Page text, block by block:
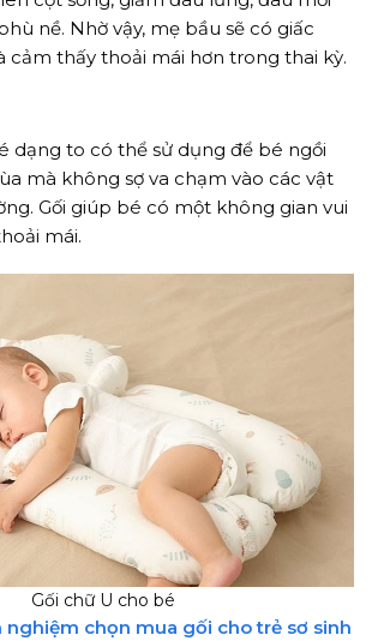
nề. Nhờ vậy, mẹ bầu sẽ có giấc
cảm thấy thoải mái hơn trong thai kỳ.
dạng to có thể sử dụng để bé ngồi
mà không sợ va chạm vào các vật
Gối giúp bé có một không gian vui
mái.
Gối chữ U cho bé
nghiệm chọn mua gối cho trẻ sơ sinh